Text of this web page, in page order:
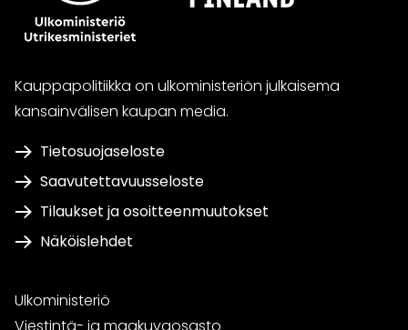
Kauppapolitiikka on ulkoministeriön julkaisema
kansainvälisen kaupan media.
Tietosuojaseloste
Saavutettavuusseloste
Tilaukset ja osoitteenmuutokset
Näköislehdet
Ulkoministeriö